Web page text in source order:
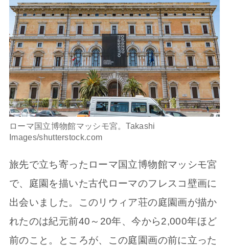
ローマ国立博物館マッシモ宮。Takashi
Images/shutterstock.com
旅先で立ち寄ったローマ国立博物館マッシモ宮
で、庭園を描いた古代ローマのフレスコ壁画に
出会いました。このリウィア荘の庭園画が描か
れたのは紀元前40～20年、今から2,000年ほど
前のこと。ところが、この庭園画の前に立った